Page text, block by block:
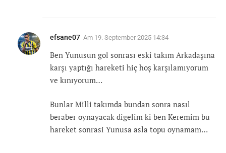
efsane07 Am 19. September 2025 14:34
Ben Yunusun gol sonrası eski takım Arkadaşına
karşı yaptığı hareketi hiç hoş karşılamıyorum
ve kınıyorum…
Bunlar Milli takımda bundan sonra nasıl
beraber oynayacak digelim ki ben Keremim bu
hareket sonrasi Yunusa asla topu oynamam…